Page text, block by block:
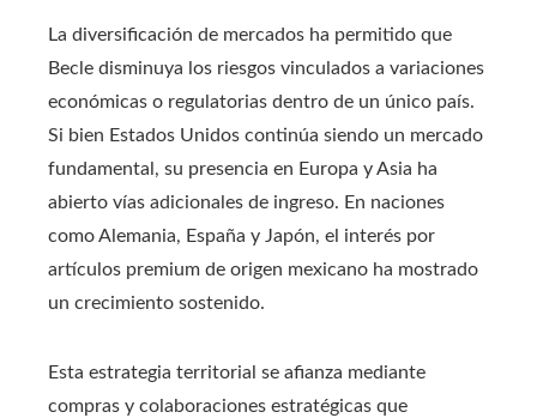
La diversificación de mercados ha permitido que
Becle disminuya los riesgos vinculados a variaciones
económicas o regulatorias dentro de un único país.
Si bien Estados Unidos continúa siendo un mercado
fundamental, su presencia en Europa y Asia ha
abierto vías adicionales de ingreso. En naciones
como Alemania, España y Japón, el interés por
artículos premium de origen mexicano ha mostrado
un crecimiento sostenido.
Esta estrategia territorial se afianza mediante
compras y colaboraciones estratégicas que